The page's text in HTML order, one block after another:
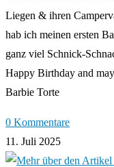
Liegen & ihren
hab ich meinen ersten
ganz viel Schnick-
Happy Birthday and
Barbie Torte
0 Kommentare
11. Juli 2025